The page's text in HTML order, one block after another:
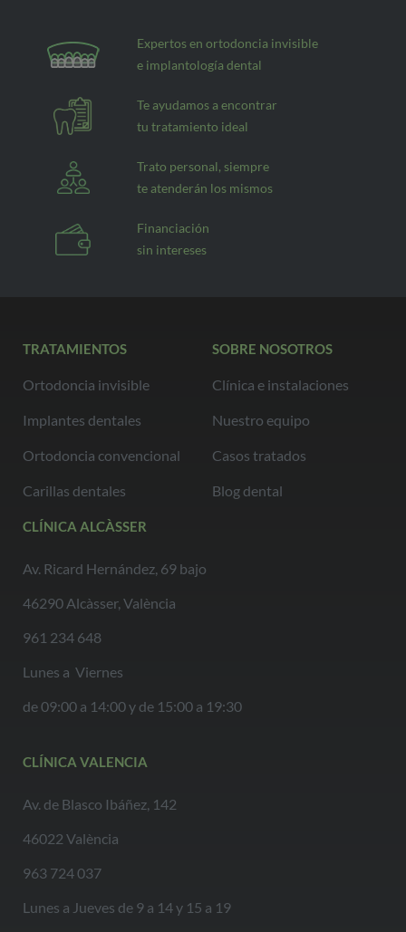
Expertos en ortodoncia invisible
e implantología dental
Te ayudamos a encontrar
tu tratamiento ideal
Trato personal, siempre
te atenderán los mismos
Financiación
sin intereses
TRATAMIENTOS
Ortodoncia invisible
Implantes dentales
Ortodoncia convencional
Carillas dentales
SOBRE NOSOTROS
Clínica e instalaciones
Nuestro equipo
Casos tratados
Blog dental
CLÍNICA ALCÀSSER
Av. Ricard Hernández, 69 bajo
46290 Alcàsser, València
961 234 648
Lunes a Viernes
de 09:00 a 14:00 y de 15:00 a 19:30
CLÍNICA VALENCIA
Av. de Blasco Ibáñez, 142
46022 València
963 724 037
Lunes a Jueves de 9 a 14 y 15 a 19